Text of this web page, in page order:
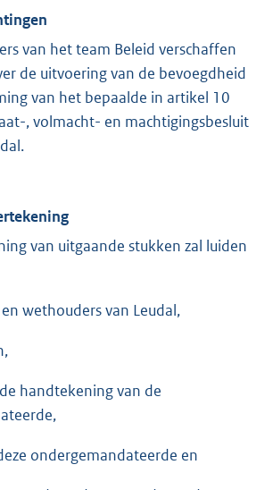
van het team Beleid verschaffen
de uitvoering van de bevoegdheid
van het bepaalde in artikel 10
, volmacht- en machtigingsbesluit
van uitgaande stukken zal luiden
wethouders van Leudal,
handtekening van de
ondergemandateerde en